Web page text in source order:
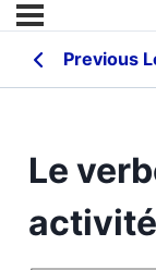
Previous
Le